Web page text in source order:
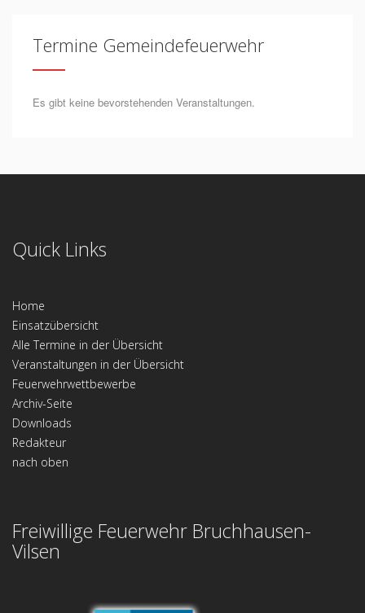
Termine Gemeindefeuerwehr
Es gibt keine bevorstehenden Veranstaltungen.
Quick Links
Home
Einsatzübersicht
Alle Termine in der Übersicht
Veranstaltungen in der Übersicht
Feuerwehrwettbewerbe
Archiv-Seite
Downloads
Redakteur
nach oben
Freiwillige Feuerwehr Bruchhausen-
Vilsen